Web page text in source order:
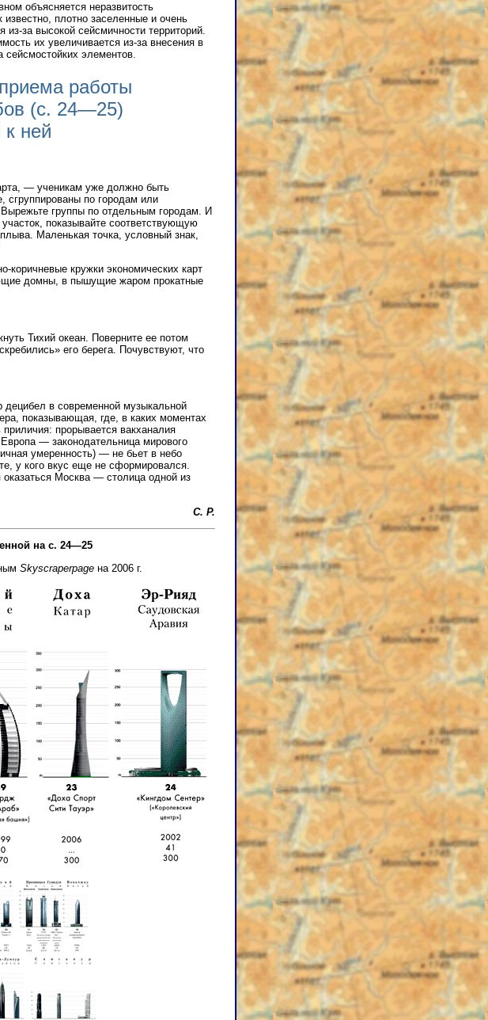
объясняется неразвитость
плотно заселенные и очень
из-за высокой сейсмичности территорий.
их увеличивается из-за внесения в
сейсмостойких элементов.
работы
(с. 24—25)
к ней
— ученикам уже должно быть
сгруппированы по городам или
группы по отдельным городам. И
показывайте соответствующую
Маленькая точка, условный знак,
коричневые кружки экономических карт
домны, в пышущие жаром прокатные
Тихий океан. Поверните ее потом
его берега. Почувствуют, что
децибел в современной музыкальной
показывающая, где, в каких моментах
прорывается вакханалия
— законодательница мирового
умеренность) — не бьет в небо
у кого вкус еще не сформировался.
Москва — столица одной из
С. Р.
на с. 24—25
Skyscraperpage на 2006 г.